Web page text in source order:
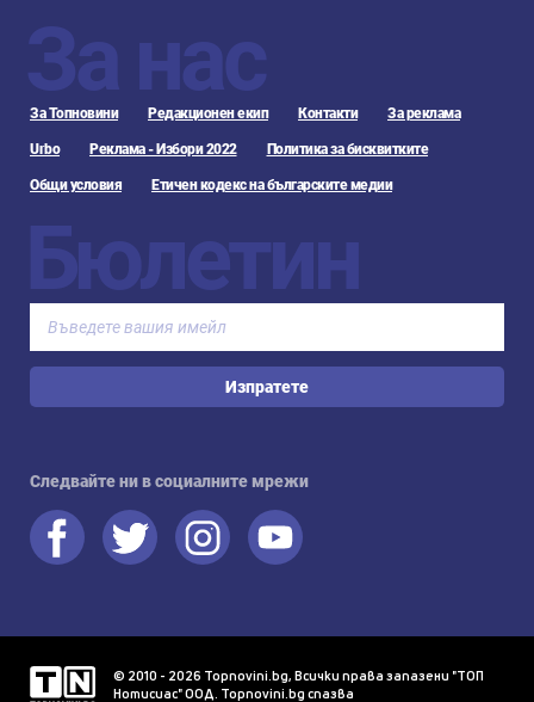
За нас
За Топновини Редакционен екип Контакти За реклама
Urbo Реклама - Избори 2022 Политика за бисквитките
Общи условия Етичен кодекс на българските медии
Бюлетин
Изпратете
Следвайте ни в социалните мрежи
© 2010 - 2026 Topnovini.bg, Всички права запазени "ТОП
Нотисиас" ООД. Topnovini.bg спазва